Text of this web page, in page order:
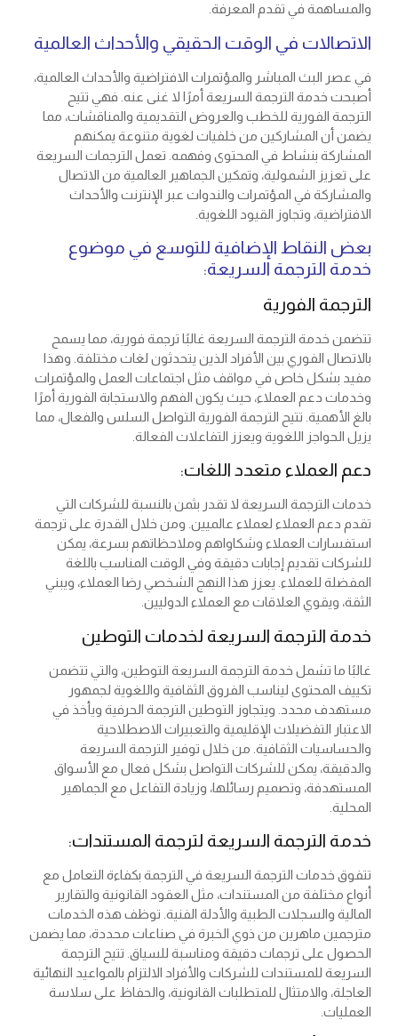
والمساهمة في تقدم المعرفة.
الاتصالات في الوقت الحقيقي والأحداث العالمية
في عصر البث المباشر والمؤتمرات الافتراضية والأحداث العالمية،
أصبحت خدمة الترجمة السريعة أمرًا لا غنى عنه. فهي تتيح
الترجمة الفورية للخطب والعروض التقديمية والمناقشات، مما
يضمن أن المشاركين من خلفيات لغوية متنوعة يمكنهم
المشاركة بنشاط في المحتوى وفهمه. تعمل الترجمات السريعة
على تعزيز الشمولية، وتمكين الجماهير العالمية من الاتصال
والمشاركة في المؤتمرات والندوات عبر الإنترنت والأحداث
الافتراضية، وتجاوز القيود اللغوية.
بعض النقاط الإضافية للتوسع في موضوع
خدمة الترجمة السريعة:
الترجمة الفورية
تتضمن خدمة الترجمة السريعة غالبًا ترجمة فورية، مما يسمح
بالاتصال الفوري بين الأفراد الذين يتحدثون لغات مختلفة. وهذا
مفيد بشكل خاص في مواقف مثل اجتماعات العمل والمؤتمرات
وخدمات دعم العملاء، حيث يكون الفهم والاستجابة الفورية أمرًا
بالغ الأهمية. تتيح الترجمة الفورية التواصل السلس والفعال، مما
يزيل الحواجز اللغوية ويعزز التفاعلات الفعالة.
دعم العملاء متعدد اللغات:
خدمات الترجمة السريعة لا تقدر بثمن بالنسبة للشركات التي
تقدم دعم العملاء لعملاء عالميين. ومن خلال القدرة على ترجمة
استفسارات العملاء وشكاواهم وملاحظاتهم بسرعة، يمكن
للشركات تقديم إجابات دقيقة وفي الوقت المناسب باللغة
المفضلة للعملاء. يعزز هذا النهج الشخصي رضا العملاء، ويبني
الثقة، ويقوي العلاقات مع العملاء الدوليين.
خدمة الترجمة السريعة لخدمات التوطين
غالبًا ما تشمل خدمة الترجمة السريعة التوطين، والتي تتضمن
تكييف المحتوى ليناسب الفروق الثقافية واللغوية لجمهور
مستهدف محدد. ويتجاوز التوطين الترجمة الحرفية ويأخذ في
الاعتبار التفضيلات الإقليمية والتعبيرات الاصطلاحية
والحساسيات الثقافية. من خلال توفير الترجمة السريعة
والدقيقة، يمكن للشركات التواصل بشكل فعال مع الأسواق
المستهدفة، وتصميم رسائلها، وزيادة التفاعل مع الجماهير
المحلية.
خدمة الترجمة السريعة لترجمة المستندات:
تتفوق خدمات الترجمة السريعة في الترجمة بكفاءة التعامل مع
أنواع مختلفة من المستندات، مثل العقود القانونية والتقارير
المالية والسجلات الطبية والأدلة الفنية. توظف هذه الخدمات
مترجمين ماهرين من ذوي الخبرة في صناعات محددة، مما يضمن
الحصول على ترجمات دقيقة ومناسبة للسياق. تتيح الترجمة
السريعة للمستندات للشركات والأفراد الالتزام بالمواعيد النهائية
العاجلة، والامتثال للمتطلبات القانونية، والحفاظ على سلاسة
العمليات.